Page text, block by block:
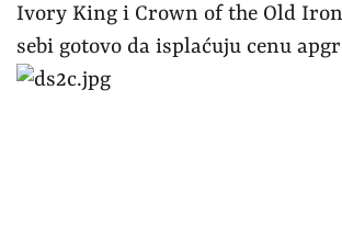
Ivory King i Crown of the Old
sebi gotovo da isplaćuju cenu